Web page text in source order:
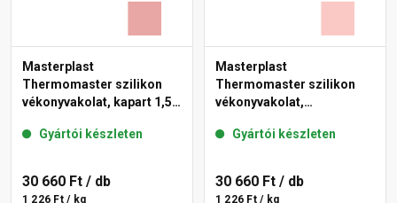
Masterplast
Thermomaster szilikon
vékonyvakolat, kapart 1,5
Gyártói készleten
30 660 Ft / db
1 226 Ft / kg
Masterplast
Thermomaster szilikon
vékonyvakolat,
22-F 25 kg
Gyártói készleten
30 660 Ft / db
1 226 Ft / kg